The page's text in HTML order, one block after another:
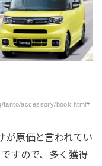
tanto/accessory/book.html#
が原価と言われてい
すので、多く獲得